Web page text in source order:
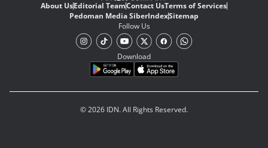
About UsEditorial TeamContact UsTerms of Services
Pedoman Media SiberIndexSitemap
Follow Us
Download
© 2026 IDN. All Rights Reserved.